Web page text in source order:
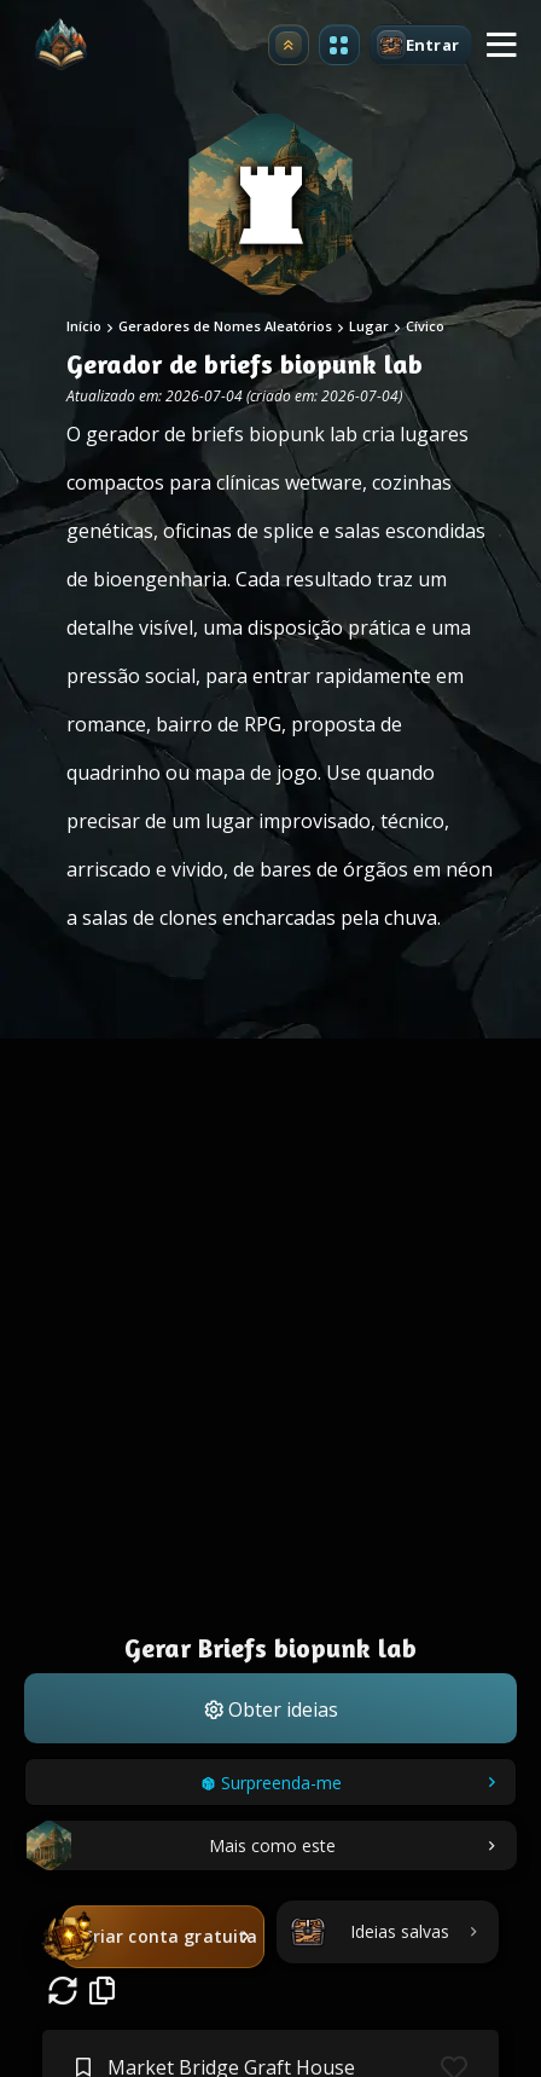
Atualizar Entrar
Início Geradores de Nomes Aleatórios Lugar Cívico
Gerador de briefs biopunk lab
Atualizado em: 2026-07-04 (criado em: 2026-07-04)
O gerador de briefs biopunk lab cria lugares
compactos para clínicas wetware, cozinhas
genéticas, oficinas de splice e salas escondidas
de bioengenharia. Cada resultado traz um
detalhe visível, uma disposição prática e uma
pressão social, para entrar rapidamente em
romance, bairro de RPG, proposta de
quadrinho ou mapa de jogo. Use quando
precisar de um lugar improvisado, técnico,
arriscado e vivido, de bares de órgãos em néon
a salas de clones encharcadas pela chuva.
Gerar Briefs biopunk lab
Obter ideias
Surpreenda-me
Mais como este
Criar conta gratuita Ideias salvas
Market Bridge Graft House